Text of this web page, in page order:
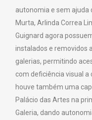
autonomia e sem ajuda
Murta, Arlinda Correa
Guignard agora
instalados e removidos
galerias, permitindo
com deficiência visual a
houve também uma
Palácio das Artes na
Galeria, dando